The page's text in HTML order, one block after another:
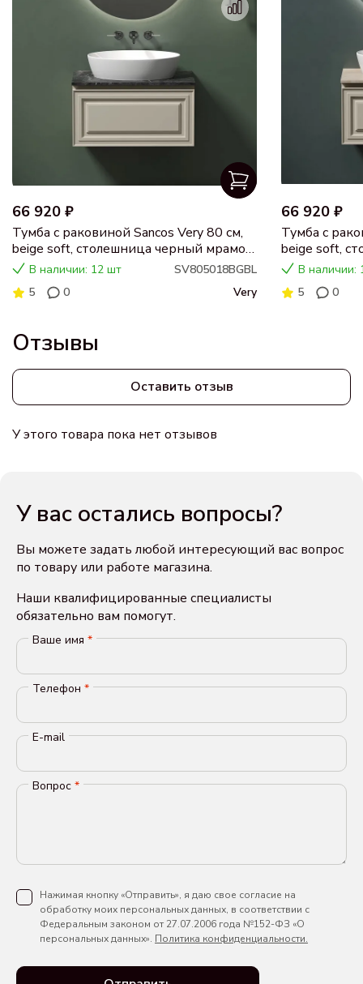
66 920 ₽
Тумба с раковиной Sancos Very 80 см,
beige soft, столешница черный мрамор,
раковина CN5018
В наличии: 12 шт
SV805018BGBL
5
0 Very
66 920 ₽
Тумба с
beige soft,
раковина
В наличии:
5
0
Отзывы
Оставить отзыв
У этого товара пока нет отзывов
У вас остались вопросы?
Вы можете задать любой интересующий вас вопрос
по товару или работе магазина.
Наши квалифицированные специалисты
обязательно вам помогут.
Ваше имя *
Телефон *
E-mail
Вопрос *
Нажимая кнопку «Отправить», я даю свое согласие на
обработку моих персональных данных, в соответствии с
Федеральным законом от 27.07.2006 года №152-ФЗ «О
персональных данных». Политика конфиденциальности.